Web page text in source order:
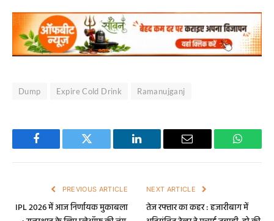
Dump Expire Cold Drink Ramanujganj
Facebook Twitter LinkedIn Email
PREVIOUS ARTICLE
IPL 2026 में आज निर्णायक मुकाबला
NEXT ARTICLE
तेज रफ्तार का कहर : हजारीबाग में